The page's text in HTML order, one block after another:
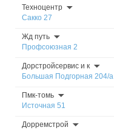
Техноцентр
Сакко 27
Жд путь
Профсоюзная 2
Дорстройсервис и к
Большая Подгорная 204/а
Пмк-томь
Источная 51
Дорремстрой